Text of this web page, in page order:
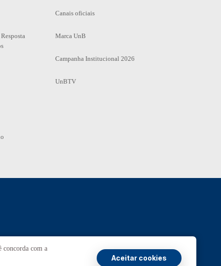
Canais oficiais
Marca UnB
Campanha Institucional 2026
UnBTV
e Prestação de Contas
concorda com a
Aceitar cookies